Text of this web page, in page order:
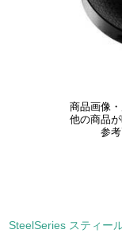
商品画像
他の商品
参
SteelSeries スティー